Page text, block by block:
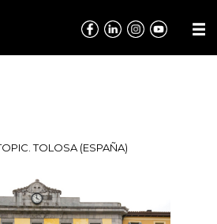
TOLOSA (ESPAÑA)